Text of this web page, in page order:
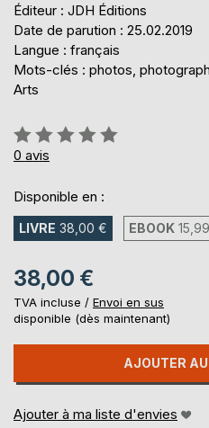
Éditeur : JDH Éditions
Date de parution : 25.02.2019
Langue : français
Mots-clés : photos,
Arts
Évaluation:
0%
0 avis
Disponible en :
LIVRE 38,00 € EBOOK
38,00 €
TVA incluse / Envoi en sus
disponible (dès maintenant)
AJOUTER
Ajouter à ma liste d'envies